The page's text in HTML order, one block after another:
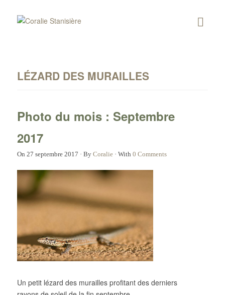
LÉZARD DES MURAILLES
Photo du mois : Septembre
2017
On 27 septembre 2017 · By Coralie· With 0 Comments
Un petit lézard des murailles profitant des derniers